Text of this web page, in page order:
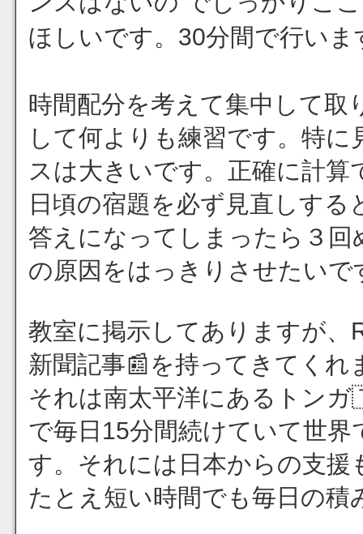
ほしいです。30分間で行いま
時間配分を考えて集中して
して何よりも練習です。特
スは大きいです。正確に計
日頃の宿題を必ず見直しす
答えになってしまったら３
の原因をはっきりさせたいで
教室に掲示してありますが
新聞記事📰を持ってきてくれ
それは南太平洋にあるトン
で毎日15分間続けていて世
す。それには日本からの支
たとえ短い時間でも毎日の積